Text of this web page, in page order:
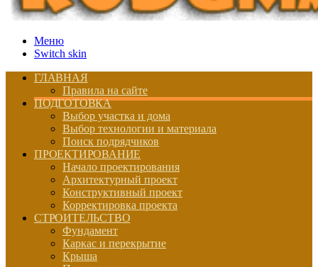
Меню
Switch skin
ГЛАВНАЯ
Правила на сайте
ПОДГОТОВКА
Выбор участка и дома
Выбор технологии и материала
Поиск подрядчиков
ПРОЕКТИРОВАНИЕ
Начало проектирования
Архитектурный проект
Конструктивный проект
Корректировка проекта
СТРОИТЕЛЬСТВО
Фундамент
Каркас и перекрытие
Крыша